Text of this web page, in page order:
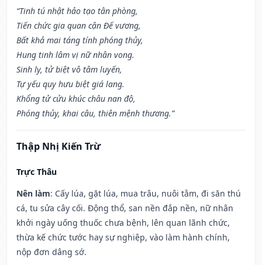
“Tinh tú nhật hảo tạo tân phòng,
Tiến chức gia quan cận Đế vương,
Bất khả mai táng tính phóng thủy,
Hung tinh lâm vị nữ nhân vong.
Sinh ly, tử biệt vô tâm luyến,
Tự yếu quy hưu biệt giá lang.
Khổng tử cửu khúc châu nan độ,
Phóng thủy, khai câu, thiên mệnh thương.”
Thập Nhị Kiến Trừ
Trực Thâu
Nên làm: Cấy lúa, gặt lúa, mua trâu, nuôi tằm, đi săn thú
cá, tu sửa cây cối. Động thổ, san nền đắp nền, nữ nhân
khởi ngày uống thuốc chưa bệnh, lên quan lãnh chức,
thừa kế chức tước hay sự nghiệp, vào làm hành chính,
nộp đơn dâng sớ.